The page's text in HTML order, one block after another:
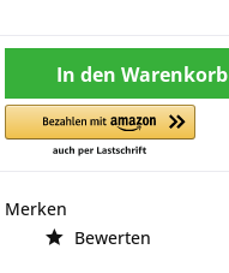
In den Warenkorb
Merken
Bewerten